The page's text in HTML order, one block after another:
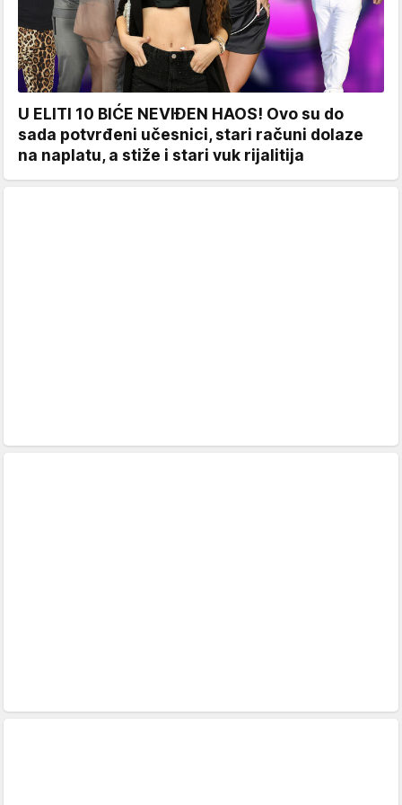
U ELITI 10 BIĆE NEVIĐEN HAOS! Ovo su do
sada potvrđeni učesnici, stari računi dolaze
na naplatu, a stiže i stari vuk rijalitija